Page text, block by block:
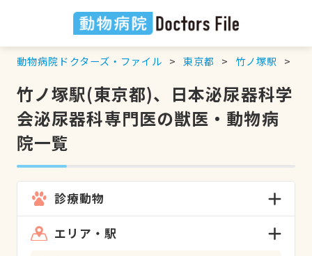
動物病院ドクターズ・ファイル 東京都 竹ノ塚駅
竹ノ塚駅(東京都)、日本泌尿器科学
会泌尿器科専門医の獣医・動物病
院一覧
診療動物
エリア・駅